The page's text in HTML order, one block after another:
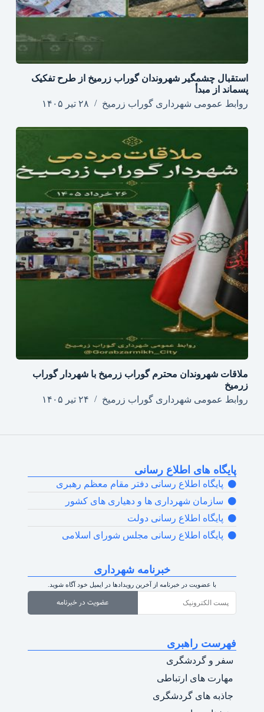
استقبال چشمگیر شهروندان گوراب زرمیخ از طرح تفکیک
پسماند از مبدأ
روابط عمومی شهرداری گوراب زرمیخ
۲۸ تیر ۱۴۰۵
ملاقات شهروندان محترم گوراب زرمیخ با شهردار گوراب
زرمیخ
روابط عمومی شهرداری گوراب زرمیخ
۲۴ تیر ۱۴۰۵
پایگاه های اطلاع رسانی
پایگاه اطلاع رسانی دفتر مقام معظم رهبری
سازمان شهرداری ها و دهیاری های کشور
پایگاه اطلاع رسانی دولت
پایگاه اطلاع رسانی مجلس شورای اسلامی
خبرنامه شهرداری
با عضویت در خبرنامه از آخرین رویدادها در ایمیل خود آگاه شوید.
عضویت در خبرنامه
فهرست راهبری
سفر و گردشگری
مهارت های ارتباطی
جاذبه های گردشگری